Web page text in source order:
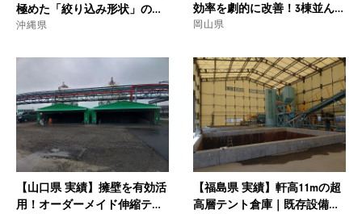
極めた「絞り込み形状」のフ
ァブリックファサード｜飲食
沖縄県
効率を劇的に改善！3棟並んだ
オーダーメイド・テント作業
岡山県
【山口県 実績】擁壁を有効活
用！オーダーメイド伸縮テン
【福島県 実績】軒高11mの超
高層テント倉庫｜既存設備を